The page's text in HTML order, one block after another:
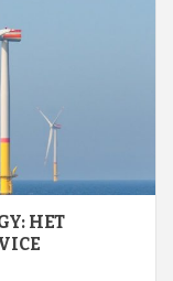
HET